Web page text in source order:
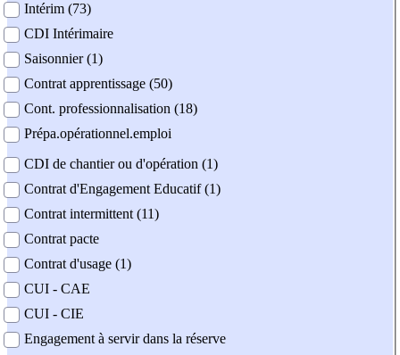
Intérim (73)
CDI Intérimaire
Saisonnier (1)
Contrat apprentissage (50)
Cont. professionnalisation (18)
Prépa.opérationnel.emploi
CDI de chantier ou d'opération (1)
Contrat d'Engagement Educatif (1)
Contrat intermittent (11)
Contrat pacte
Contrat d'usage (1)
CUI - CAE
CUI - CIE
Engagement à servir dans la réserve